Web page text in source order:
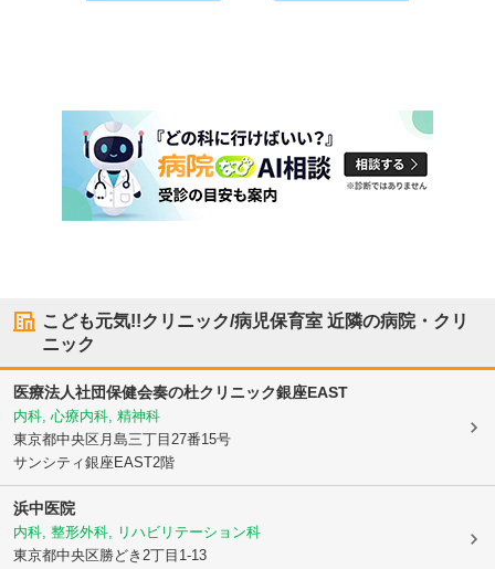
こども元気!!クリニック/病児保育室 近隣の病院・クリ
ニック
医療法人社団保健会奏の杜クリニック銀座EAST
内科, 心療内科, 精神科
東京都中央区 月島三丁目27番15号
サンシティ銀座EAST2階
浜中医院
内科, 整形外科, リハビリテーション科
東京都中央区勝どき2丁目1-13